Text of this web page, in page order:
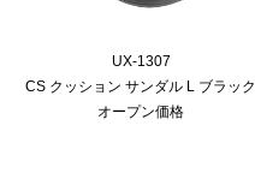
UX-1307
CS クッション サンダル L ブラック
オープン価格